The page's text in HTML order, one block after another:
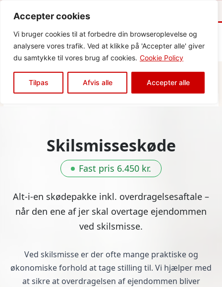
Accepter cookies
Vi bruger cookies til at forbedre din browseroplevelse og
analysere vores trafik. Ved at klikke på 'Accepter alle' giver
du samtykke til vores brug af cookies. Cookie Policy
Tilpas Afvis alle Accepter alle
Korrekt ejerskifte når livet ændrer retning
Skilsmisseskøde
Fast pris 6.450 kr.
Alt-i-en skødepakke inkl. overdragelsesaftale –
når den ene af jer skal overtage ejendommen
ved skilsmisse.
Ved skilsmisse er der ofte mange praktiske og
økonomiske forhold at tage stilling til. Vi hjælper med
at sikre at overdragelsen af ejendommen bliver